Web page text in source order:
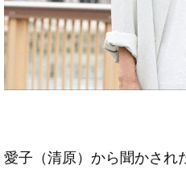
愛子（清原）から聞かされ